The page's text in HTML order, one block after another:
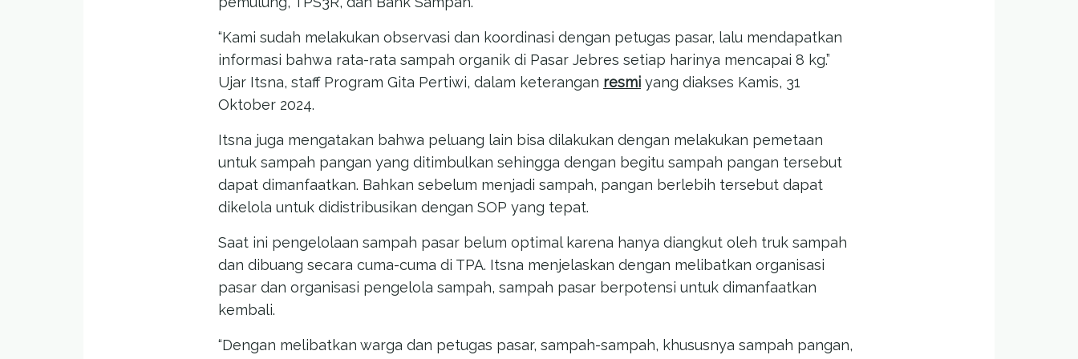
“Kami sudah melakukan observasi dan koordinasi dengan petugas pasar, lalu mendapatkan
informasi bahwa rata-rata sampah organik di Pasar Jebres setiap harinya mencapai 8 kg.”
Ujar Itsna, staff Program Gita Pertiwi, dalam keterangan resmi yang diakses Kamis, 31
Oktober 2024.
Itsna juga mengatakan bahwa peluang lain bisa dilakukan dengan melakukan pemetaan
untuk sampah pangan yang ditimbulkan sehingga dengan begitu sampah pangan tersebut
dapat dimanfaatkan. Bahkan sebelum menjadi sampah, pangan berlebih tersebut dapat
dikelola untuk didistribusikan dengan SOP yang tepat.
Saat ini pengelolaan sampah pasar belum optimal karena hanya diangkut oleh truk sampah
dan dibuang secara cuma-cuma di TPA. Itsna menjelaskan dengan melibatkan organisasi
pasar dan organisasi pengelola sampah, sampah pasar berpotensi untuk dimanfaatkan
kembali.
“Dengan melibatkan warga dan petugas pasar, sampah-sampah, khususnya sampah pangan,